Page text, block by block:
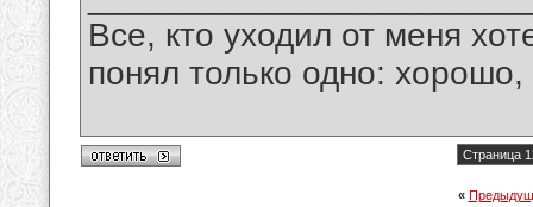
Все, кто уходил от меня
понял только одно:
Страница
«